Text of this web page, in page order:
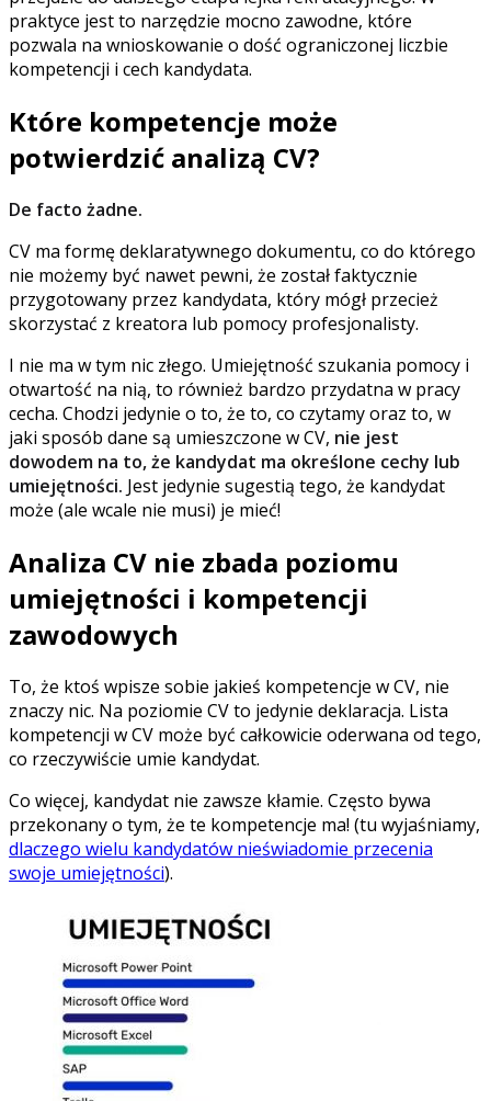
praktyce jest to narzędzie mocno zawodne, które
pozwala na wnioskowanie o dość ograniczonej liczbie
kompetencji i cech kandydata.
Które kompetencje może
potwierdzić analizą CV?
De facto żadne.
CV ma formę deklaratywnego dokumentu, co do którego
nie możemy być nawet pewni, że został faktycznie
przygotowany przez kandydata, który mógł przecież
skorzystać z kreatora lub pomocy profesjonalisty.
I nie ma w tym nic złego. Umiejętność szukania pomocy i
otwartość na nią, to również bardzo przydatna w pracy
cecha. Chodzi jedynie o to, że to, co czytamy oraz to, w
jaki sposób dane są umieszczone w CV, nie jest
dowodem na to, że kandydat ma określone cechy lub
umiejętności. Jest jedynie sugestią tego, że kandydat
może (ale wcale nie musi) je mieć!
Analiza CV nie zbada poziomu
umiejętności i kompetencji
zawodowych
To, że ktoś wpisze sobie jakieś kompetencje w CV, nie
znaczy nic. Na poziomie CV to jedynie deklaracja. Lista
kompetencji w CV może być całkowicie oderwana od tego,
co rzeczywiście umie kandydat.
Co więcej, kandydat nie zawsze kłamie. Często bywa
przekonany o tym, że te kompetencje ma! (tu wyjaśniamy,
dlaczego wielu kandydatów nieświadomie przecenia
swoje umiejętności).